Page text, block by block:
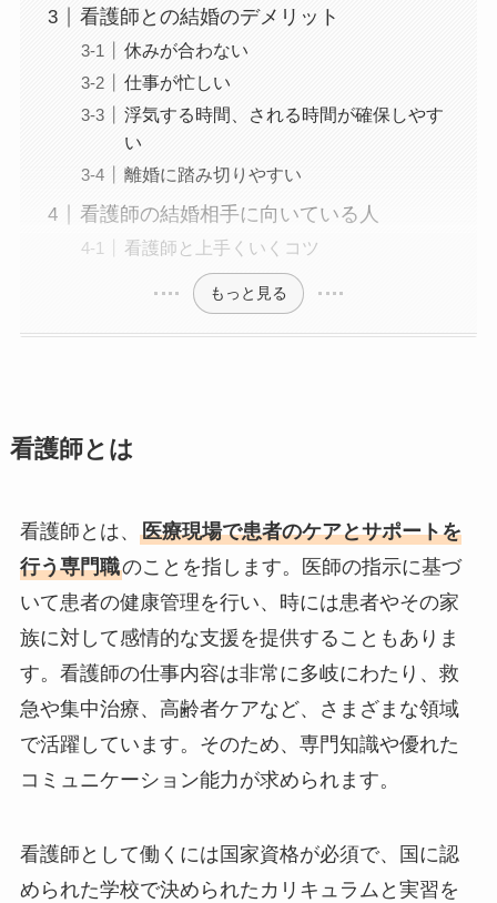
看護師との結婚のデメリット
休みが合わない
仕事が忙しい
浮気する時間、される時間が確保しやす
い
離婚に踏み切りやすい
看護師の結婚相手に向いている人
看護師と上手くいくコツ
もっと見る
看護師とは
看護師とは、 医療現場で患者のケアとサポートを
行う専門職のことを指します。医師の指示に基づ
いて患者の健康管理を行い、時には患者やその家
族に対して感情的な支援を提供することもありま
す。看護師の仕事内容は非常に多岐にわたり、救
急や集中治療、高齢者ケアなど、さまざまな領域
で活躍しています。そのため、専門知識や優れた
コミュニケーション能力が求められます。
看護師として働くには国家資格が必須で、国に認
められた学校で決められたカリキュラムと実習を